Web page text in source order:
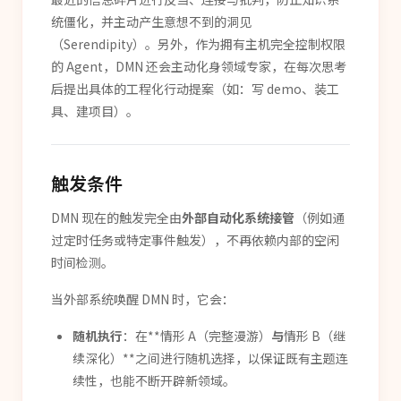
统僵化，并主动产生意想不到的洞见
（Serendipity）。另外，作为拥有主机完全控制权限
的 Agent，DMN 还会主动化身领域专家，在每次思考
后提出具体的工程化行动提案（如：写 demo、装工
具、建项目）。
触发条件
DMN 现在的触发完全由外部自动化系统接管 （例如通
过定时任务或特定事件触发），不再依赖内部的空闲
时间检测。
当外部系统唤醒 DMN 时，它会：
随机执行：在**情形 A（完整漫游） 与情形 B（继
续深化）**之间进行随机选择，以保证既有主题连
续性，也能不断开辟新领域。